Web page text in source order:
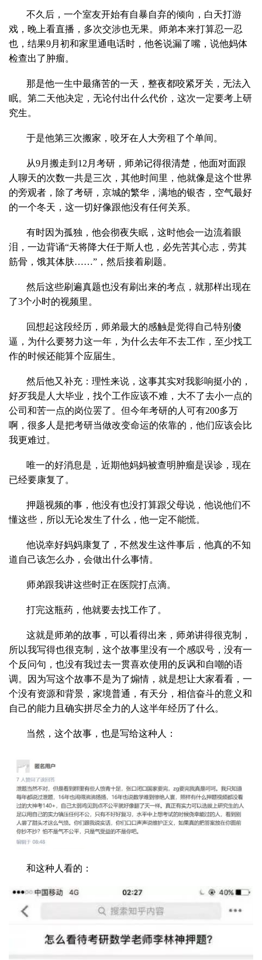
不久后，一个室友开始有自暴自弃的倾向，白天打游
戏，晚上看直播，多次交涉也无果。师弟本来打算忍一忍
也，结果9月初和家里通电话时，他爸说漏了嘴，说他妈体
检查出了肿瘤。
那是他一生中最痛苦的一天，整夜都咬紧牙关，无法入
眠。第二天他决定，无论付出什么代价，这次一定要考上研
究生。
于是他第三次搬家，咬牙在人大旁租了个单间。
从9月搬走到12月考研，师弟记得很清楚，他面对面跟
人聊天的次数一共是三次，其他时间里，他就像是这个世界
的旁观者，除了考研，京城的繁华，满地的银杏，空气最好
的一个冬天，这一切好像跟他没有任何关系。
有时因为孤独，他会彻夜失眠，这时他会一边流着眼
泪，一边背诵“天将降大任于斯人也，必先苦其心志，劳其
筋骨，饿其体肤……”，然后接着刷题。
然后这些刷遍真题也没有刷出来的考点，就那样出现在
了3个小时的视频里。
回想起这段经历，师弟最大的感触是觉得自己特别傻
逼，为什么要努力这一年，为什么去年不去工作，至少找工
作的时候还能算个应届生。
然后他又补充：理性来说，这事其实对我影响挺小的，
好歹我是人大毕业，找个工作应该不难，大不了去小一点的
公司和苦一点的岗位罢了。但今年考研的人可有200多万
啊，很多人是把考研当做改变命运的依靠的，他们应该会比
我更难过。
唯一的好消息是，近期他妈妈被查明肿瘤是误诊，现在
已经要康复了。
押题视频的事，他没有也没打算跟父母说，他说他们不
懂这些，所以无论发生了什么，他一定不能慌。
他说幸好妈妈康复了，不然发生这件事后，他真的不知
道自己该怎么办，会做出什么事情。
师弟跟我讲这些时正在医院打点滴。
打完这瓶药，他就要去找工作了。
这就是师弟的故事，可以看得出来，师弟讲得很克制，
所以我写得也很克制，这个故事里没有一个感叹号，没有一
个反问句，也没有我过去一贯喜欢使用的反讽和自嘲的语
调。因为写这个故事不是为了煽情，就是想让大家看看，一
个没有资源和背景，家境普通，有天分，相信奋斗的意义和
自己的能力且确实拼尽全力的人这半年经历了什么。
当然，这个故事，也是写给这种人：
和这种人看的：